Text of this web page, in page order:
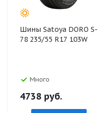
Шины Satoya DORO S-
78 235/55 R17 103W
Много
4738 руб.